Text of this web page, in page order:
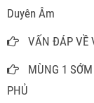
Duyên Âm
VẤN ĐÁP VỀ
MÙNG 1
PHỦ